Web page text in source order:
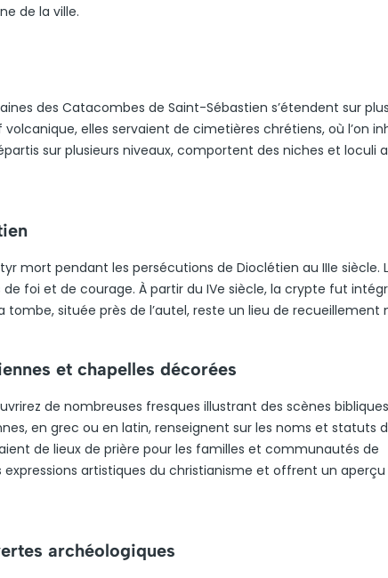
de la ville.
des Catacombes de Saint-Sébastien s’étendent sur
elles servaient de cimetières chrétiens, où l’on
sur plusieurs niveaux, comportent des niches et loculi
mort pendant les persécutions de Dioclétien au IIIe siècle.
foi et de courage. À partir du IVe siècle, la crypte fut
située près de l’autel, reste un lieu de recueillement
et chapelles décorées
de nombreuses fresques illustrant des scènes
en grec ou en latin, renseignent sur les noms et statuts
de lieux de prière pour les familles et communautés de
artistiques du christianisme et offrent un aperçu
archéologiques